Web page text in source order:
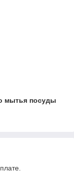
мытья посуды